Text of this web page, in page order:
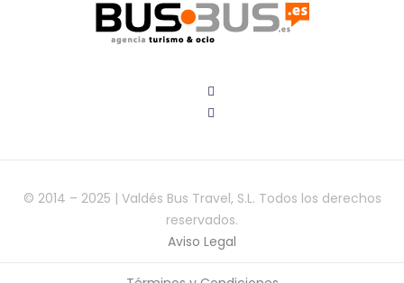
© 2014 – 2025 | Valdés Bus Travel, S.L. Todos los derechos
reservados.
Aviso Legal